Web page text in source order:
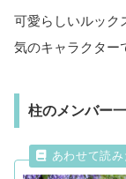
可愛らしいルック
気のキャラクター
柱のメンバー